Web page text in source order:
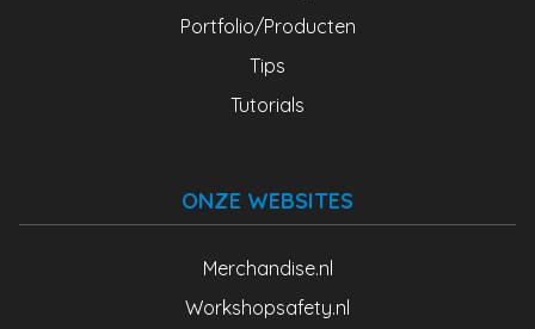
Portfolio/Producten
Tips
Tutorials
ONZE WEBSITES
Merchandise.nl
Workshopsafety.nl